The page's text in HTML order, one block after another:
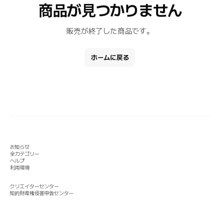
商品が見つかりません
販売が終了した商品です。
ホームに戻る
お知らせ
全カテゴリー
ヘルプ
利用環境
クリエイターセンター
知的財産権侵害申告センター